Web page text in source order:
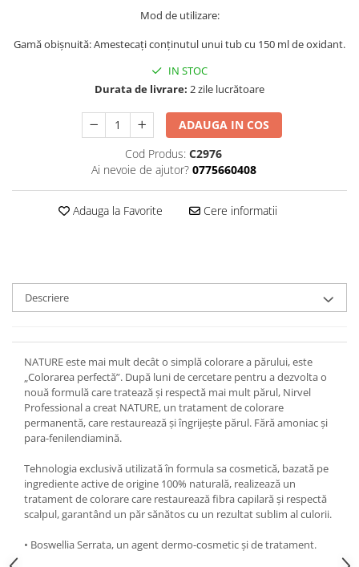
Tratamente
Mod de utilizare:
Gamă obișnuită: Amestecați conținutul unui tub cu 150 ml de oxidant.
IN STOC
Durata de livrare: 2 zile lucrătoare
ADAUGA IN COS
Cod Produs: C2976
Ai nevoie de ajutor? 0775660408
Adauga la Favorite Cere informatii
Descriere
NATURE este mai mult decât o simplă colorare a părului, este
„Colorarea perfectă”. După luni de cercetare pentru a dezvolta o
nouă formulă care tratează și respectă mai mult părul, Nirvel
Professional a creat NATURE, un tratament de colorare
permanentă, care restaurează și îngrijește părul. Fără amoniac și
para-fenilendiamină.
Tehnologia exclusivă utilizată în formula sa cosmetică, bazată pe
ingrediente active de origine 100% naturală, realizează un
tratament de colorare care restaurează fibra capilară și respectă
scalpul, garantând un păr sănătos cu un rezultat sublim al culorii.
• Boswellia Serrata, un agent dermo-cosmetic și de tratament.